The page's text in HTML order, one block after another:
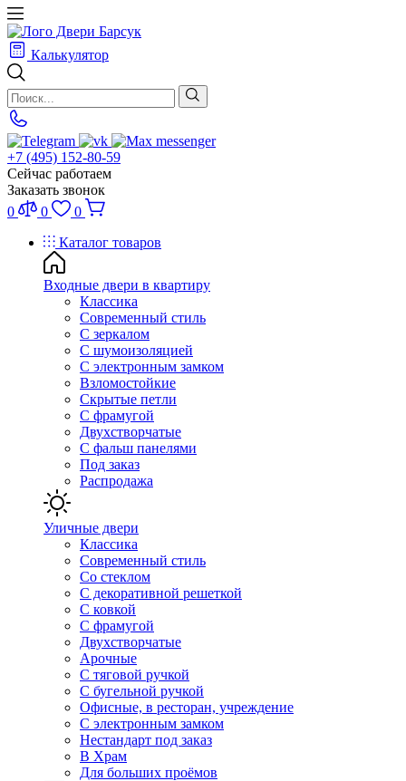
Калькулятор
+7 (495) 152-80-59
Сейчас работаем
Заказать звонок
0
0
0
Каталог товаров
Входные двери в квартиру
Классика
Современный стиль
С зеркалом
С шумоизоляцией
С электронным замком
Взломостойкие
Скрытые петли
С фрамугой
Двухстворчатые
С фальш панелями
Под заказ
Распродажа
Уличные двери
Классика
Современный стиль
Со стеклом
С декоративной решеткой
С ковкой
С фрамугой
Двухстворчатые
Арочные
С тяговой ручкой
С бугельной ручкой
Офисные, в ресторан, учреждение
С электронным замком
Нестандарт под заказ
В Храм
Для больших проёмов